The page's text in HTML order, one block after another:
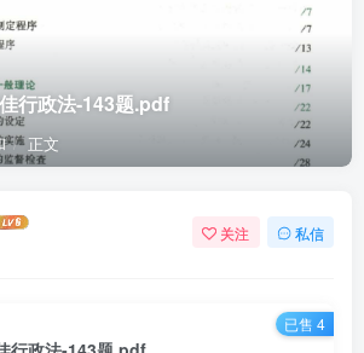
行政法-143题.pdf
正文
关注 私信
已售 4